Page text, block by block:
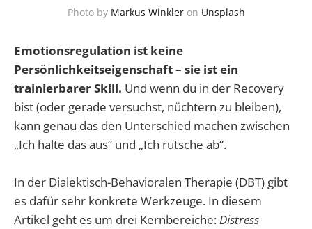
Photo by Markus Winkleron Unsplash
Emotionsregulation ist keine
Persönlichkeitseigenschaft – sie ist ein
trainierbarer Skill. Und wenn du in der Recovery
bist (oder gerade versuchst, nüchtern zu bleiben),
kann genau das den Unterschied machen zwischen
„Ich halte das aus“ und „Ich rutsche ab“.
In der Dialektisch-Behavioralen Therapie (DBT) gibt
es dafür sehr konkrete Werkzeuge. In diesem
Artikel geht es um drei Kernbereiche:Distress